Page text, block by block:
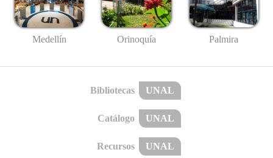
Medellín Orinoquía Palmira
Bibliotecas UNAL
Catálogo UNAL
Recursos UNAL